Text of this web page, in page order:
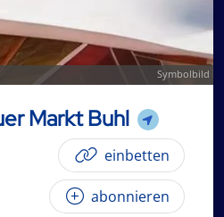
Symbolbild
Markt Buhl
einbetten
abonnieren